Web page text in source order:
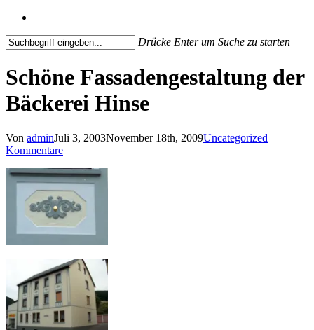
Drücke Enter um Suche zu starten
Search
Schöne Fassadengestaltung der
Bäckerei Hinse
Von adminJuli 3, 2003November 18th, 2009Uncategorized
Kommentare